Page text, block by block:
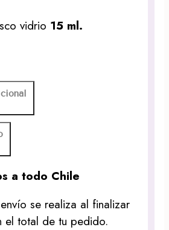
vidrio 15 ml.
a todo Chile
se realiza al finalizar
el total de tu pedido.